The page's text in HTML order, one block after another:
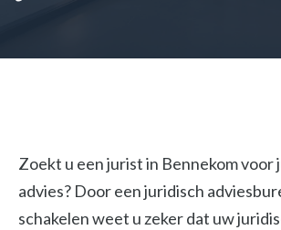
Zoekt u een jurist in Bennekom voor
advies? Door een juridisch
schakelen weet u zeker dat uw